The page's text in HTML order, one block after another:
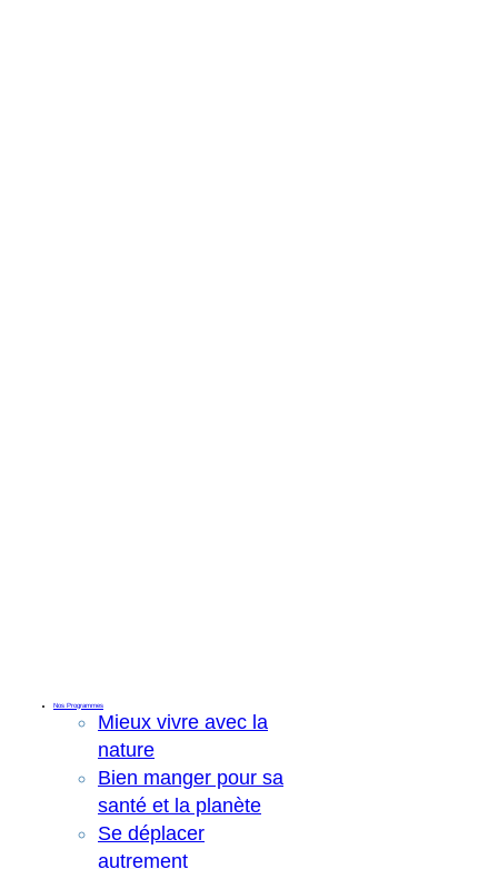
Nos Programmes
Mieux vivre avec la
nature
Bien manger pour sa
santé et la planète
Se déplacer
autrement